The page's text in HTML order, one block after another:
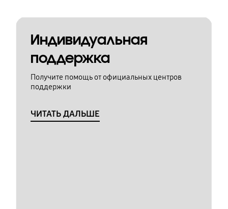
Индивидуальная
поддержка
Получите помощь от официальных центров
поддержки
ЧИТАТЬ ДАЛЬШЕ